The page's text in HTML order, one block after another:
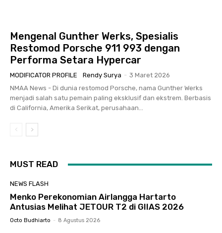
Mengenal Gunther Werks, Spesialis
Restomod Porsche 911 993 dengan
Performa Setara Hypercar
MODIFICATOR PROFILE Rendy Surya - 3 Maret 2026
NMAA News - Di dunia restomod Porsche, nama Gunther Werks
menjadi salah satu pemain paling eksklusif dan ekstrem. Berbasis
di California, Amerika Serikat, perusahaan...
MUST READ
NEWS FLASH
Menko Perekonomian Airlangga Hartarto
Antusias Melihat JETOUR T2 di GIIAS 2026
Octo Budhiarto - 8 Agustus 2026